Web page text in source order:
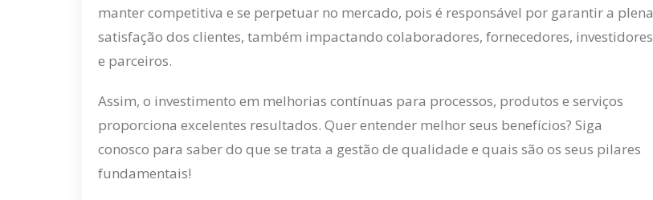
manter competitiva e se perpetuar no mercado, pois é responsável por garantir a plena
satisfação dos clientes, também impactando colaboradores, fornecedores, investidores
e parceiros.
Assim, o investimento em melhorias contínuas para processos, produtos e serviços
proporciona excelentes resultados. Quer entender melhor seus benefícios? Siga
conosco para saber do que se trata a gestão de qualidade e quais são os seus pilares
fundamentais!